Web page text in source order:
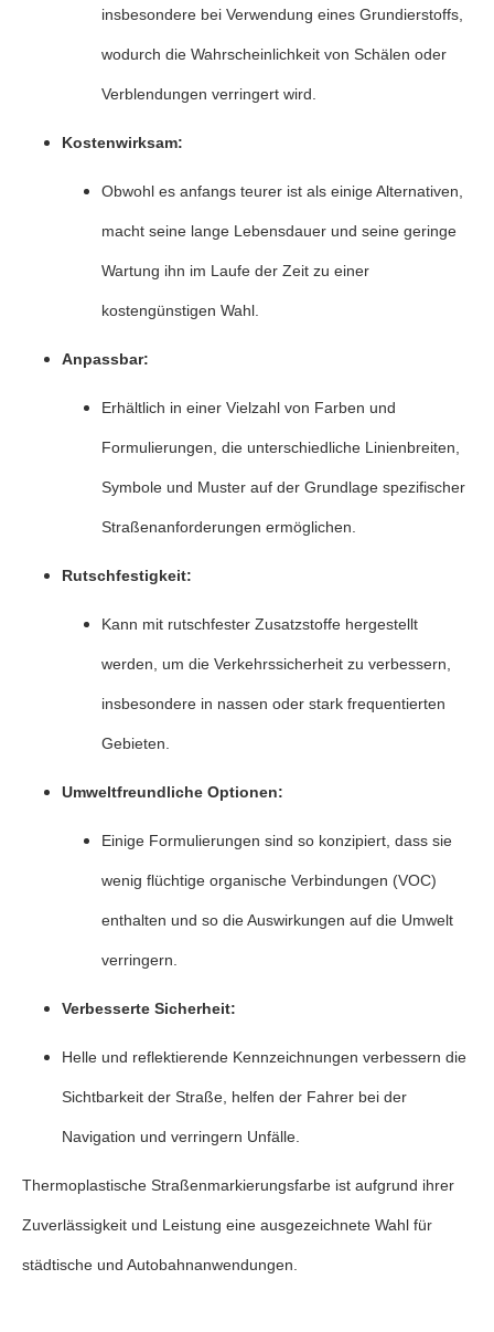
insbesondere bei Verwendung eines Grundierstoffs,
wodurch die Wahrscheinlichkeit von Schälen oder
Verblendungen verringert wird.
Kostenwirksam:
Obwohl es anfangs teurer ist als einige Alternativen,
macht seine lange Lebensdauer und seine geringe
Wartung ihn im Laufe der Zeit zu einer
kostengünstigen Wahl.
Anpassbar:
Erhältlich in einer Vielzahl von Farben und
Formulierungen, die unterschiedliche Linienbreiten,
Symbole und Muster auf der Grundlage spezifischer
Straßenanforderungen ermöglichen.
Rutschfestigkeit:
Kann mit rutschfester Zusatzstoffe hergestellt
werden, um die Verkehrssicherheit zu verbessern,
insbesondere in nassen oder stark frequentierten
Gebieten.
Umweltfreundliche Optionen:
Einige Formulierungen sind so konzipiert, dass sie
wenig flüchtige organische Verbindungen (VOC)
enthalten und so die Auswirkungen auf die Umwelt
verringern.
Verbesserte Sicherheit:
Helle und reflektierende Kennzeichnungen verbessern die
Sichtbarkeit der Straße, helfen der Fahrer bei der
Navigation und verringern Unfälle.
Thermoplastische Straßenmarkierungsfarbe ist aufgrund ihrer
Zuverlässigkeit und Leistung eine ausgezeichnete Wahl für
städtische und Autobahnanwendungen.